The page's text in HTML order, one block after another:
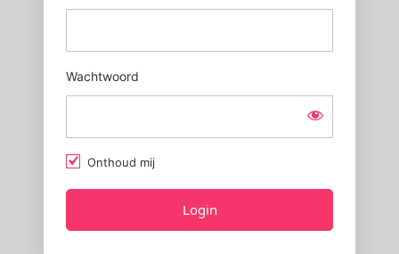
Wachtwoord
Onthoud mij